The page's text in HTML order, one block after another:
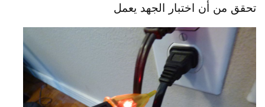
تحقق من أن اختبار الجهد يعمل